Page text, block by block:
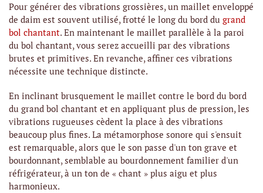
Pour générer des vibrations grossières, un maillet enveloppé
de daim est souvent utilisé, frotté le long du bord du grand
bol chantant. En maintenant le maillet parallèle à la paroi
du bol chantant, vous serez accueilli par des vibrations
brutes et primitives. En revanche, affiner ces vibrations
nécessite une technique distincte.
En inclinant brusquement le maillet contre le bord du bord
du grand bol chantant et en appliquant plus de pression, les
vibrations rugueuses cèdent la place à des vibrations
beaucoup plus fines. La métamorphose sonore qui s'ensuit
est remarquable, alors que le son passe d'un ton grave et
bourdonnant, semblable au bourdonnement familier d'un
réfrigérateur, à un ton de « chant » plus aigu et plus
harmonieux.